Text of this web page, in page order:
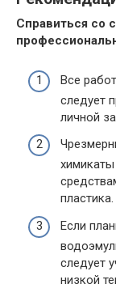
Справиться со
Все
следует
личной
пластика.
Если
следует
низкой